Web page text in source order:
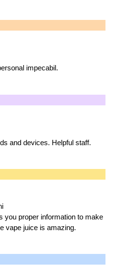
impecabil.
and devices. Helpful staff.
you proper information to make
vape juice is amazing.